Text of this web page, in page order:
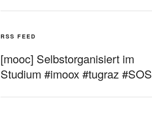
RSS FEED
[mooc] Selbstorganisiert im
Studium #imoox #tugraz #SOS